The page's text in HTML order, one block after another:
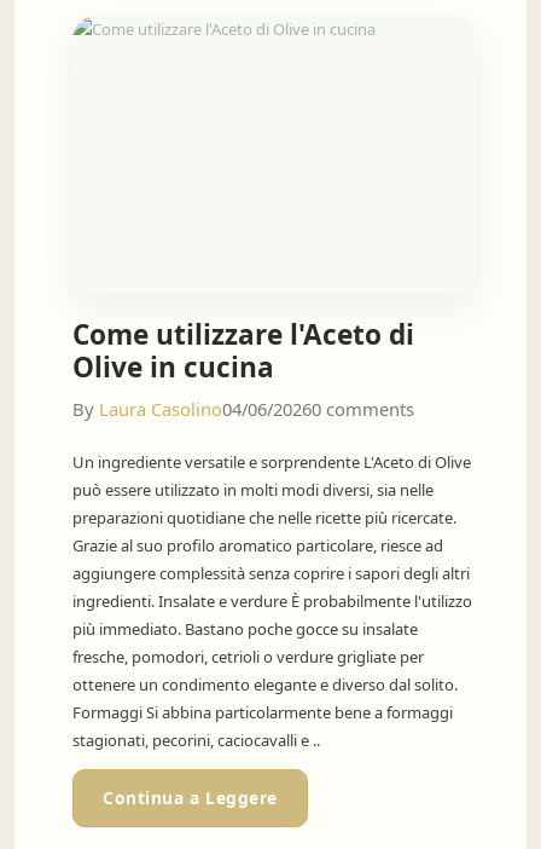
Come utilizzare l'Aceto di
Olive in cucina
By Laura Casolino04/06/20260 comments
Un ingrediente versatile e sorprendente L'Aceto di Olive
può essere utilizzato in molti modi diversi, sia nelle
preparazioni quotidiane che nelle ricette più ricercate.
Grazie al suo profilo aromatico particolare, riesce ad
aggiungere complessità senza coprire i sapori degli altri
ingredienti. Insalate e verdure È probabilmente l'utilizzo
più immediato. Bastano poche gocce su insalate
fresche, pomodori, cetrioli o verdure grigliate per
ottenere un condimento elegante e diverso dal solito.
Formaggi Si abbina particolarmente bene a formaggi
stagionati, pecorini, caciocavalli e ..
Continua a Leggere